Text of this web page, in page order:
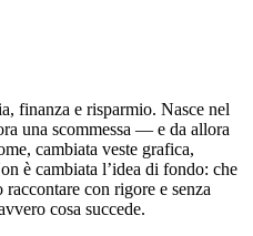
finanza e risparmio. Nasce nel
una scommessa — e da allora
cambiata veste grafica,
è cambiata l’idea di fondo: che
con rigore e senza
cosa succede.